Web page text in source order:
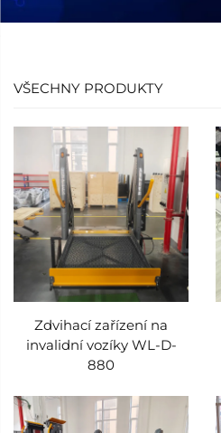
VŠECHNY PRODUKTY
Zdvihací zařízení na
invalidní vozíky WL-D-
880